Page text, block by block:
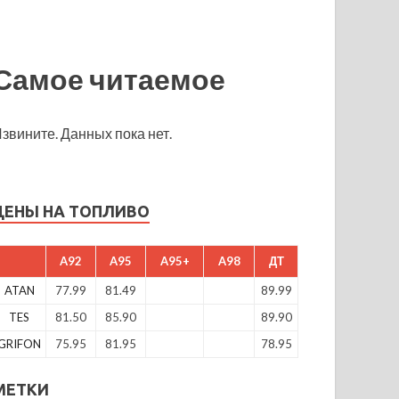
читаемое
Данных пока нет.
НА ТОПЛИВО
A92 A95 A95+ A98 ДТ
ATAN 77.99 81.49
89.99
TES
81.50 85.90
89.90
75.95 81.95 78.95